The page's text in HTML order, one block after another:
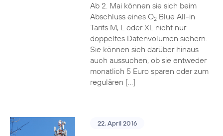
Ab 2. Mai können sie sich beim
Abschluss eines O2Blue All-in
Tarifs M, L oder XL nicht nur
doppeltes Datenvolumen sichern.
Sie können sich darüber hinaus
auch aussuchen, ob sie entweder
monatlich 5 Euro sparen oder zum
regulären […]
22. April 2016